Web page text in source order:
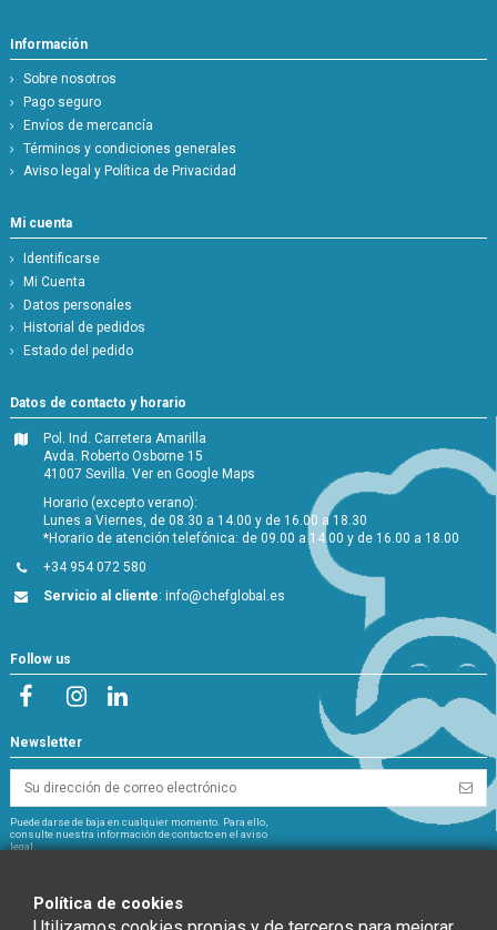
Información
Sobre nosotros
Pago seguro
Envíos de mercancía
Términos y condiciones generales
Aviso legal y Política de Privacidad
Mi cuenta
Identificarse
Mi Cuenta
Datos personales
Historial de pedidos
Estado del pedido
Datos de contacto y horario
Pol. Ind. Carretera Amarilla
Avda. Roberto Osborne 15
41007 Sevilla.Ver en Google Maps
Horario (excepto verano):
Lunes a Viernes, de 08.30 a 14.00 y de 16.00 a 18.30
*Horario de atención telefónica: de 09.00 a 14.00 y de 16.00 a 18.00
+34 954 072 580
Servicio al cliente:info@chefglobal.es
Follow us
Newsletter
Puede darse de baja en cualquier momento. Para ello,
consulte nuestra información de contacto en el aviso
legal.
Política de cookies